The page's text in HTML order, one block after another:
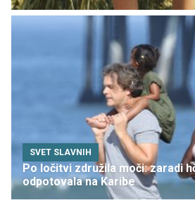
SVET SLAVNIH
Po ločitvi združila moči: zaradi
odpotovala na Karibe